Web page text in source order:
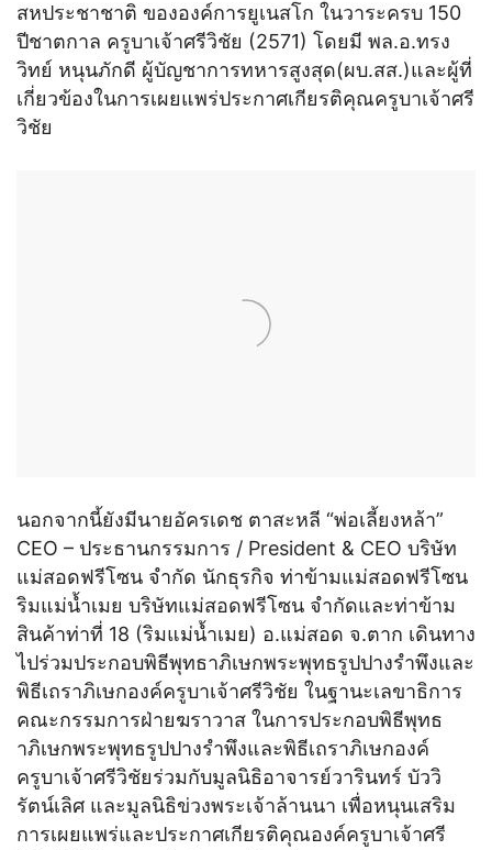
สหประชาชาติ ขององค์การยูเนสโก ในวาระครบ 150
ปีชาตกาล ครูบาเจ้าศรีวิชัย (2571) โดยมี พล.อ.ทรง
วิทย์ หนุนภักดี ผู้บัญชาการทหารสูงสุด(ผบ.สส.)และผู้ที่
เกี่ยวข้องในการเผยแพร่ประกาศเกียรติคุณครูบาเจ้าศรี
วิชัย
นอกจากนี้ยังมีนายอัครเดช ตาสะหลี “พ่อเลี้ยงหล้า”
CEO – ประธานกรรมการ / President & CEO บริษัท
แม่สอดฟรีโซน จำกัด นักธุรกิจ ท่าข้ามแม่สอดฟรีโซน
ริมแม่น้ำเมย บริษัทแม่สอดฟรีโซน จำกัดและท่าข้าม
สินค้าท่าที่ 18 (ริมแม่น้ำเมย) อ.แม่สอด จ.ตาก เดินทาง
ไปร่วมประกอบพิธีพุทธาภิเษกพระพุทธรูปปางรำพึงและ
พิธีเถราภิเษกองค์ครูบาเจ้าศรีวิชัย ในฐานะเลขาธิการ
คณะกรรมการฝ่ายฆราวาส ในการประกอบพิธีพุทธ
าภิเษกพระพุทธรูปปางรำพึงและพิธีเถราภิเษกองค์
ครูบาเจ้าศรีวิชัยร่วมกับมูลนิธิอาจารย์วารินทร์ บัววิ
รัตน์เลิศ และมูลนิธิข่วงพระเจ้าล้านนา เพื่อหนุนเสริม
การเผยแพร่และประกาศเกียรติคุณองค์ครูบาเจ้าศรี